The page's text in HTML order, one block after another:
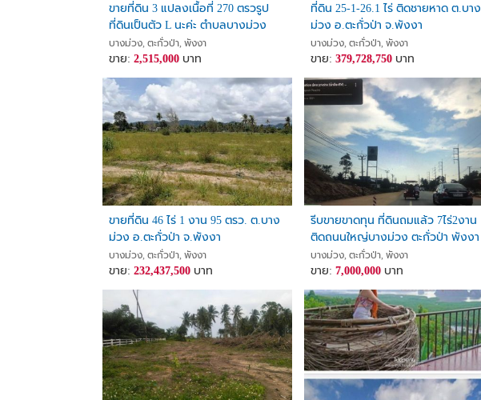
ขายที่ดิน 3 แปลงเนื้อที่ 270 ตรวรูป
ที่ดินเป็นตัว L นะค่ะ ตำบลบางม่วง
อำเภอตะกั๋วป่า จังหวัดพังงา
บางม่วง, ตะกั่วป่า, พังงา
ขาย: 2,515,000บาท
ที่ดิน 25-1-26.1 ไร่ ติดชายหาด ต.บาง
ม่วง อ.ตะกั่วป่า จ.พังงา
บางม่วง, ตะกั่วป่า, พังงา
ขาย:379,728,750 บาท
ขายที่ดิน 46 ไร่ 1 งาน 95 ตรว. ต.บาง
ม่วง อ.ตะกั่วป่า จ.พังงา
บางม่วง, ตะกั่วป่า, พังงา
ขาย: 232,437,500บาท
รีบขายขาดทุน ที่ดินถมแล้ว 7ไร่2งาน
ติดถนนใหญ่บางม่วง ตะกั่วป่า พังงา
ราคาดีมาก ลดราคา ไร่ละไม่ถึงล้าน
แล้ว ด่วน
บางม่วง, ตะกั่วป่า, พังงา
ขาย:7,000,000 บาท